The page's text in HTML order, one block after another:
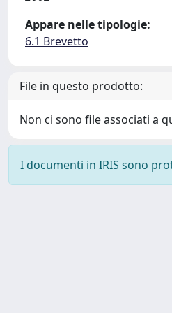
Appare nelle tipologie:
6.1 Brevetto
File in questo prodotto:
Non ci sono file associati a
I documenti in IRIS sono